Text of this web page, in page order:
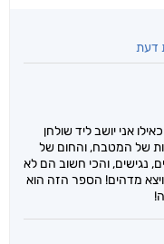
אני יושב ליד שולחן
של המטבח, והחום של
נגישים, והכי חשוב הם לא
מדהים! הספר הזה הוא